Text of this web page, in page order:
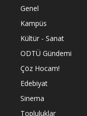
Genel
Kampüs
Kültür - Sanat
ODTÜ Gündemi
Çöz Hocam!
Edebiyat
Sinema
Topluluklar